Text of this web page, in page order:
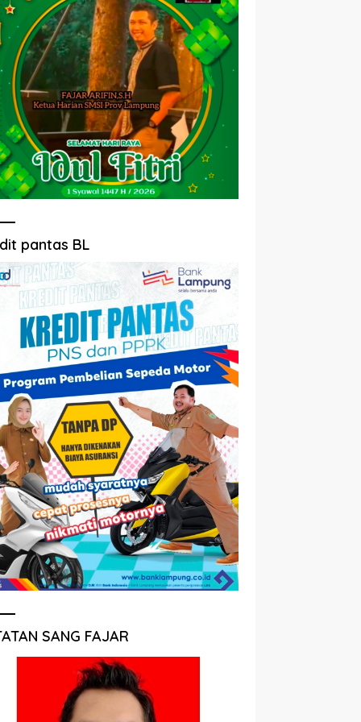
pantas BL
SANG FAJAR